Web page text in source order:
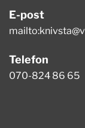
E-post
mailto:
Telefon
070-824 86 65